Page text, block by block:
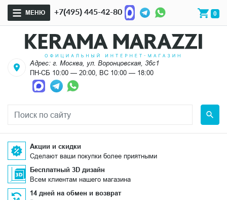
МЕНЮ +7(495) 445-42-80 0
Адрес: г. Москва, ул. Воронцовская, 36с1
ПН-СБ 10:00 — 20:00, ВС 10:00 — 18:00
Акции и скидки
Сделают ваши покупки более приятными
Бесплатный 3D дизайн
Всем клиентам нашего магазина
14 дней на обмен и возврат